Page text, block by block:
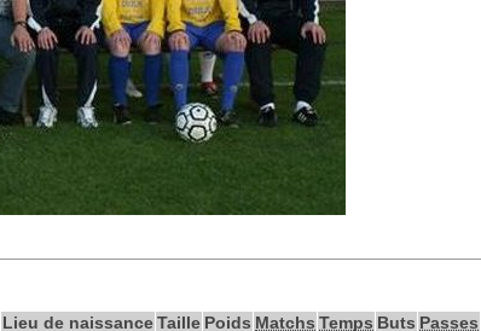
Lieu de naissance Taille Poids Matchs Temps Buts Passes